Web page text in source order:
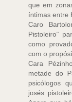
que em
íntimas entre
Caro
Pistoleiro"
como
com o
Cara
metade do
psicólogos
josés